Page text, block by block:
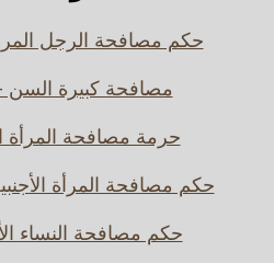
حكم مصافحة الرجل المرأة
مصافحة كبيرة السن -
حرمة مصافحة المرأة
حكم مصافحة المرأة
حكم مصافحة النساء